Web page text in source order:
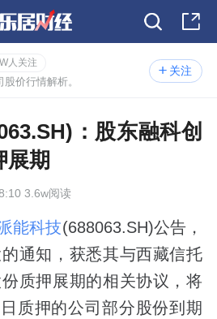
关注
人关注
价行情解析。
：股东融科创
展期
3.6w阅读
能科技(688063.SH)公告，
通知，获悉其与西藏信托
质押展期的相关协议，将
质押的公司部分股份到期